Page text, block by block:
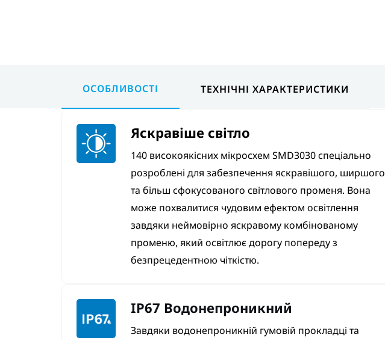
ОСОБЛИВОСТІ ТЕХНІЧНІ ХАРАКТЕРИСТИКИ
Яскравіше світло
140 високоякісних мікросхем SMD3030 спеціально
розроблені для забезпечення яскравішого, ширшого
та більш сфокусованого світлового променя. Вона
може похвалитися чудовим ефектом освітлення
завдяки неймовірно яскравому комбінованому
променю, який освітлює дорогу попереду з
безпрецедентною чіткістю.
IP67 Водонепроникний
Завдяки водонепроникній гумовій прокладці та